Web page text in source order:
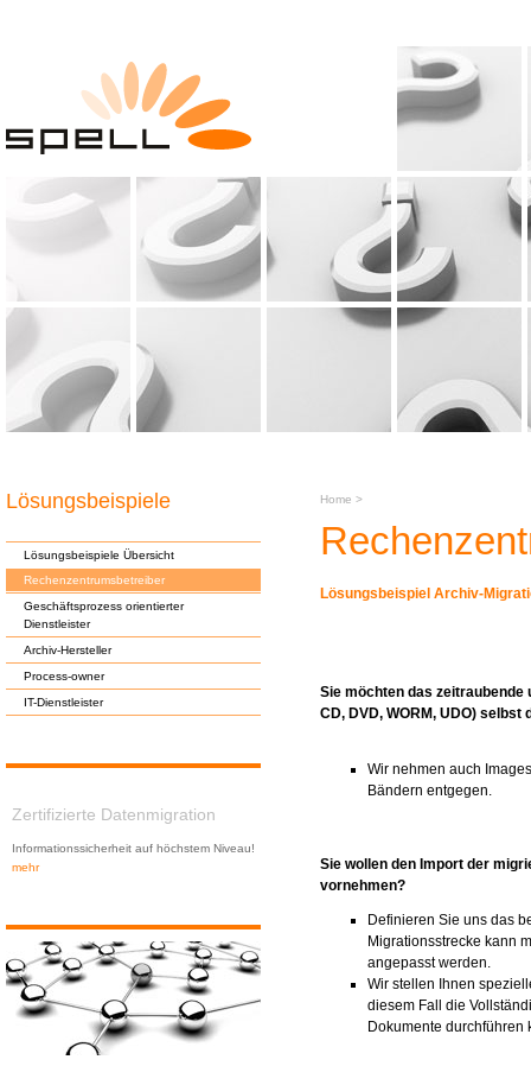
Lösungsbeispiele
Lösungsbeispiele Übersicht
Rechenzentrumsbetreiber
Geschäftsprozess orientierter
Dienstleister
Archiv-Hersteller
Process-owner
IT-Dienstleister
Zertifizierte Datenmigration
Informationssicherheit auf höchstem Niveau!
mehr
Home >
Lösungsbeispiel Archiv-
Sie möchten das zeitraubende
CD, DVD, WORM, UDO) selbst
Wir nehmen auch
Bändern entgegen.
Sie wollen den Import der
vornehmen?
Definieren Sie uns das
Migrationsstrecke kann
angepasst werden.
Wir stellen Ihnen
diesem Fall die
Dokumente durchführen